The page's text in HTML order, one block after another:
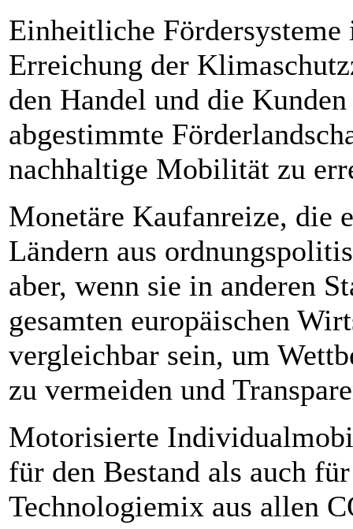
Einheitliche
Erreichung der
den Handel und die
abgestimmte
nachhaltige Mobilität zu
Monetäre Kaufanreize, die
Ländern aus
aber, wenn sie in anderen
gesamten europäischen
vergleichbar sein, um
zu vermeiden und
Motorisierte
für den Bestand als auch
Technologiemix aus allen